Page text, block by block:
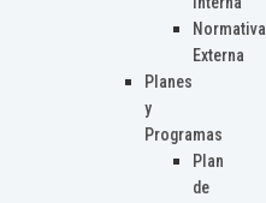
Normativa
Externa
Planes
y
Programas
Plan
de